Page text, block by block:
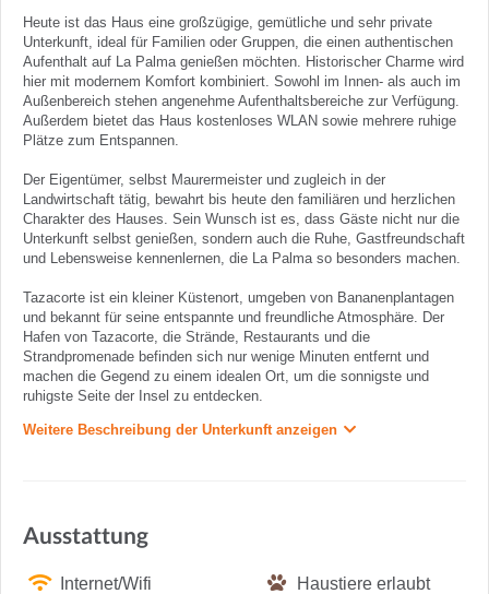
Heute ist das Haus eine großzügige, gemütliche und sehr private
Unterkunft, ideal für Familien oder Gruppen, die einen authentischen
Aufenthalt auf La Palma genießen möchten. Historischer Charme wird
hier mit modernem Komfort kombiniert. Sowohl im Innen- als auch im
Außenbereich stehen angenehme Aufenthaltsbereiche zur Verfügung.
Außerdem bietet das Haus kostenloses WLAN sowie mehrere ruhige
Plätze zum Entspannen.
Der Eigentümer, selbst Maurermeister und zugleich in der
Landwirtschaft tätig, bewahrt bis heute den familiären und herzlichen
Charakter des Hauses. Sein Wunsch ist es, dass Gäste nicht nur die
Unterkunft selbst genießen, sondern auch die Ruhe, Gastfreundschaft
und Lebensweise kennenlernen, die La Palma so besonders machen.
Tazacorte ist ein kleiner Küstenort, umgeben von Bananenplantagen
und bekannt für seine entspannte und freundliche Atmosphäre. Der
Hafen von Tazacorte, die Strände, Restaurants und die
Strandpromenade befinden sich nur wenige Minuten entfernt und
machen die Gegend zu einem idealen Ort, um die sonnigste und
ruhigste Seite der Insel zu entdecken.
Weitere Beschreibung der Unterkunft anzeigen
Ausstattung
Internet/Wifi Haustiere erlaubt